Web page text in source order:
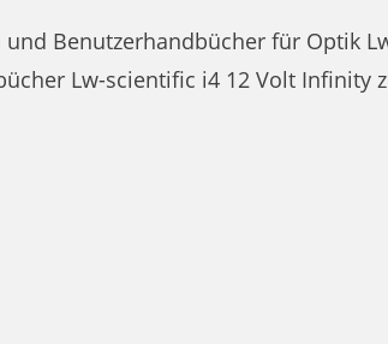
Benutzerhandbücher für Optik
Lw-scientific i4 12 Volt